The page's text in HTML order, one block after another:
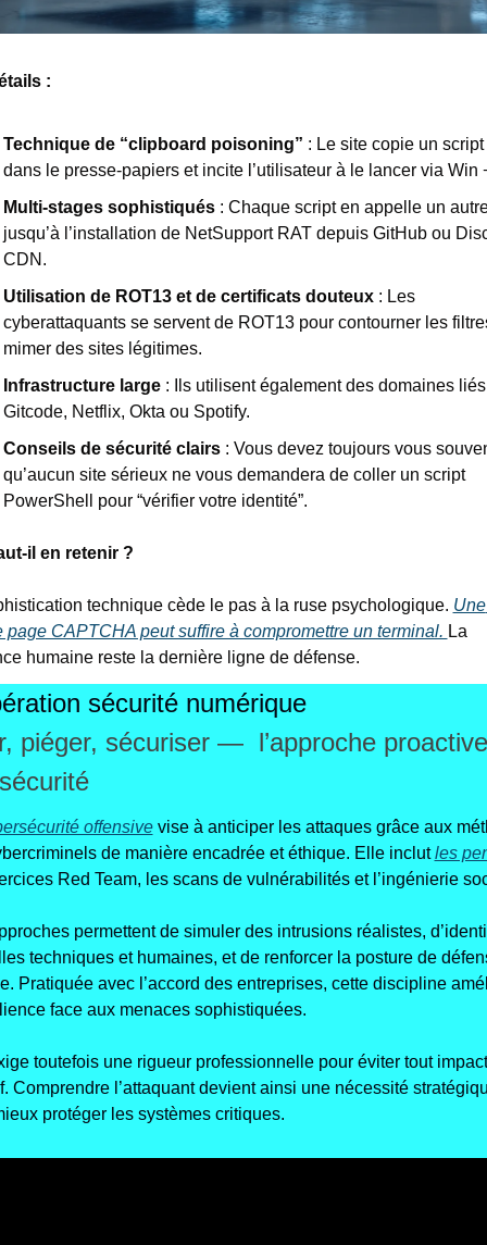
:
Technique de “clipboard poisoning” : Le site copie un script
dans le presse-papiers et incite l’utilisateur à le lancer via Win
Multi-stages sophistiqués : Chaque script en appelle un
jusqu’à l’installation de NetSupport RAT depuis GitHub ou
CDN.
Utilisation de ROT13 et de certificats douteux : Les
cyberattaquants se servent de ROT13 pour contourner les
mimer des sites légitimes.
Infrastructure large : Ils utilisent également des domaines
Gitcode, Netflix, Okta ou Spotify.
Conseils de sécurité clairs : Vous devez toujours vous
qu’aucun site sérieux ne vous demandera de coller un script
PowerShell pour “vérifier votre identité”.
il en retenir ?
technique cède le pas à la ruse psychologique. Une
page CAPTCHA peut suffire à compromettre un terminal. La
humaine reste la dernière ligne de défense.
sécurité numérique
piéger, sécuriser —  l’approche
offensive vise à anticiper les attaques grâce aux
de manière encadrée et éthique. Elle inclut les
Red Team, les scans de vulnérabilités et l’ingénierie
permettent de simuler des intrusions réalistes,
techniques et humaines, et de renforcer la posture de
Pratiquée avec l’accord des entreprises, cette discipline
face aux menaces sophistiquées.
toutefois une rigueur professionnelle pour éviter tout impact
Comprendre l’attaquant devient ainsi une nécessité
protéger les systèmes critiques.